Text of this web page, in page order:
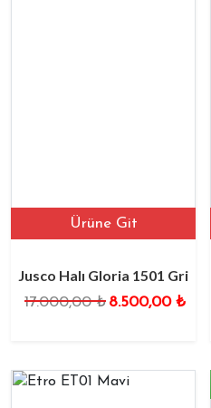
Ürüne Git
Jusco Halı Gloria 1501 Gri
17.000,00₺ 8.500,00 ₺